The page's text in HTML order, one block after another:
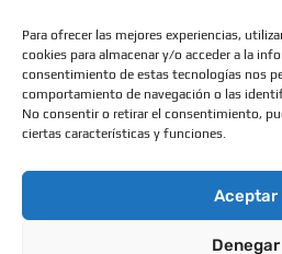
Para ofrecer las mejores experiencias,
cookies para almacenar y/o acceder a la
consentimiento de estas tecnologías nos
comportamiento de navegación o las
No consentir o retirar el consentimiento,
ciertas características y funciones.
Aceptar
Denegar